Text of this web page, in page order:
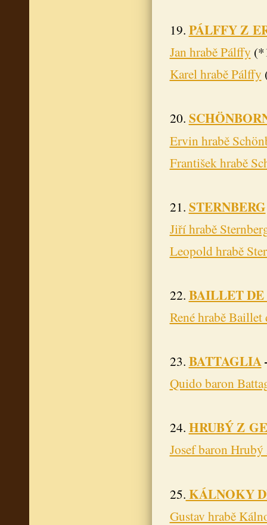
19. PÁLFFY Z
Jan hrabě Pálffy
Karel hrabě Pálffy
20.
Ervin hrabě
František hrabě
21. STERNBERG
Jiří hrabě
Leopold hrabě
22. BAILLET
René hrabě Baillet
23. BATTAGLIA
Quido baron
24. HRUBÝ Z
Josef baron
25. KÁLNOKY
Gustav hrabě